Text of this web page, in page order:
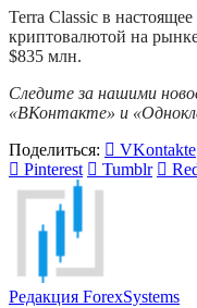
Terra Classic в
криптовалютой на
$835 млн.
Следите за нашими
«ВКонтакте» и
Поделиться:
VKontakte
Pinterest
Tumblr
Редакция ForexSystems